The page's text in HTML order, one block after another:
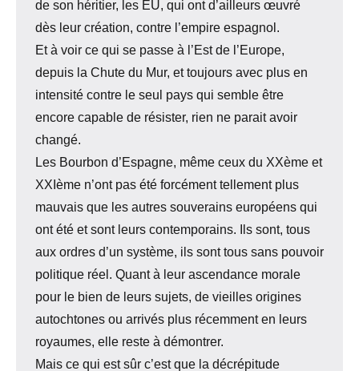
de son héritier, les EU, qui ont d’ailleurs œuvré
dès leur création, contre l’empire espagnol.
Et à voir ce qui se passe à l’Est de l’Europe,
depuis la Chute du Mur, et toujours avec plus en
intensité contre le seul pays qui semble être
encore capable de résister, rien ne parait avoir
changé.
Les Bourbon d’Espagne, même ceux du XXème et
XXIème n’ont pas été forcément tellement plus
mauvais que les autres souverains européens qui
ont été et sont leurs contemporains. Ils sont, tous
aux ordres d’un système, ils sont tous sans pouvoir
politique réel. Quant à leur ascendance morale
pour le bien de leurs sujets, de vieilles origines
autochtones ou arrivés plus récemment en leurs
royaumes, elle reste à démontrer.
Mais ce qui est sûr c’est que la décrépitude